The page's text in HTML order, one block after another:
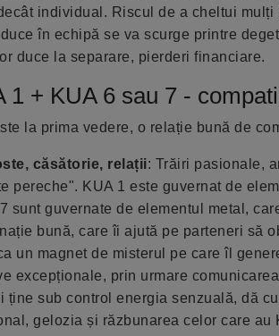
individual. Riscul de a cheltui
în echipă se va scurge printre
duce la separare, pierderi financiare.
1 + KUA 6 sau 7 -
la prima vedere, o relație bună de
căsătorie, relații: Trăiri pasionale,
pereche". KUA 1 este guvernat de
sunt guvernate de elementul metal,
bună, care îi ajută pe parteneri să
un magnet de misterul pe care îl
excepționale, prin urmare
ține sub control energia senzuală, dă
gelozia și răzbunarea celor care